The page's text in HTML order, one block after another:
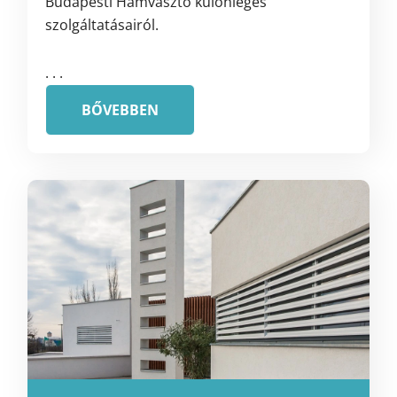
szolgáltatásairól.
. . .
BŐVEBBEN